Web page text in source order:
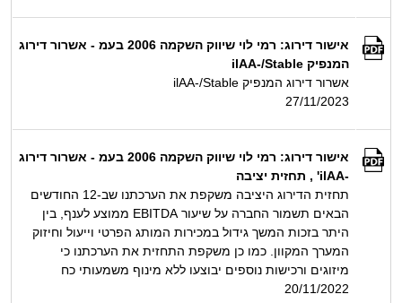
אישור דירוג: רמי לוי שיווק השקמה 2006 בעמ - אשרור דירוג
המנפיק ilAA-/Stable
אשרור דירוג המנפיק ilAA-/Stable
27/11/2023
אישור דירוג: רמי לוי שיווק השקמה 2006 בעמ - אשרור דירוג
-ilAA' , תחזית יציבה
תחזית הדירוג היציבה משקפת את הערכתנו שב-12 החודשים
הבאים תשמור החברה על שיעור EBITDA ממוצע לענף, בין
היתר בזכות המשך גידול במכירות המותג הפרטי וייעול וחיזוק
המערך המקוון. כמו כן משקפת התחזית את הערכתנו כי
מיזוגים ורכישות נוספים יבוצעו ללא מינוף משמעותי כח
20/11/2022